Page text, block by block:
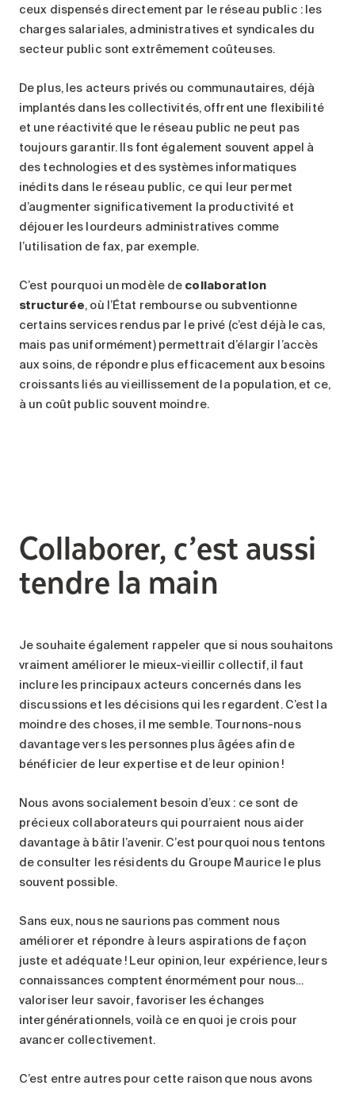
ceux dispensés directement par le réseau public : les
charges salariales, administratives et syndicales du
secteur public sont extrêmement coûteuses.
De plus, les acteurs privés ou communautaires, déjà
implantés dans les collectivités, offrent une flexibilité
et une réactivité que le réseau public ne peut pas
toujours garantir. Ils font également souvent appel à
des technologies et des systèmes informatiques
inédits dans le réseau public, ce qui leur permet
d’augmenter significativement la productivité et
déjouer les lourdeurs administratives comme
l’utilisation de fax, par exemple.
C’est pourquoi un modèle de collaboration
structurée, où l’État rembourse ou subventionne
certains services rendus par le privé (c’est déjà le cas,
mais pas uniformément) permettrait d’élargir l’accès
aux soins, de répondre plus efficacement aux besoins
croissants liés au vieillissement de la population, et ce,
à un coût public souvent moindre.
Collaborer, c’est aussi
tendre la main
Je souhaite également rappeler que si nous souhaitons
vraiment améliorer le mieux-vieillir collectif, il faut
inclure les principaux acteurs concernés dans les
discussions et les décisions qui les regardent. C’est la
moindre des choses, il me semble. Tournons-nous
davantage vers les personnes plus âgées afin de
bénéficier de leur expertise et de leur opinion !
Nous avons socialement besoin d’eux : ce sont de
précieux collaborateurs qui pourraient nous aider
davantage à bâtir l’avenir. C’est pourquoi nous tentons
de consulter les résidents du Groupe Maurice le plus
souvent possible.
Sans eux, nous ne saurions pas comment nous
améliorer et répondre à leurs aspirations de façon
juste et adéquate ! Leur opinion, leur expérience, leurs
connaissances comptent énormément pour nous…
valoriser leur savoir, favoriser les échanges
intergénérationnels, voilà ce en quoi je crois pour
avancer collectivement.
C’est entre autres pour cette raison que nous avons